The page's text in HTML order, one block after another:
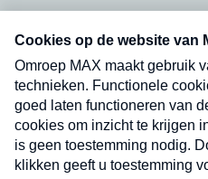
nieuwsbrief. Elke vrijdag-
uw mailbox.